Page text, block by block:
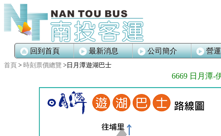
回到首頁 最新消息 公司簡介 營
首頁 > 時刻票價總覽 >日月潭遊湖巴士
6669 日月潭-